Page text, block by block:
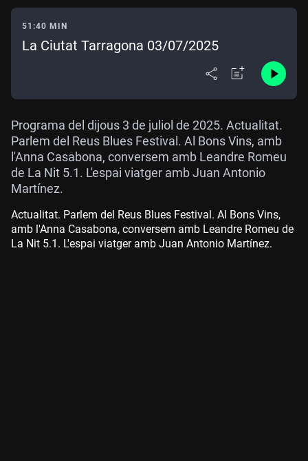
51:40 MIN
La Ciutat Tarragona 03/07/2025
Programa del dijous 3 de juliol de 2025. Actualitat.
Parlem del Reus Blues Festival. Al Bons Vins, amb
l'Anna Casabona, conversem amb Leandre Romeu
de La Nit 5.1. L'espai viatger amb Juan Antonio
Martínez.
Actualitat. Parlem del Reus Blues Festival. Al Bons Vins,
amb l'Anna Casabona, conversem amb Leandre Romeu de
La Nit 5.1. L'espai viatger amb Juan Antonio Martínez.